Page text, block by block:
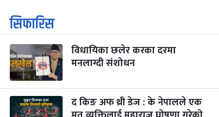
१
आइत
कार्तिक सङ्क्रान्ति
कार्तिक १, २०८३
३
मंगल
महानवमी
कार्तिक ३, २०८३-Oct 20, 2026
२ महिना बाँकी
४
बुध कार्तिक ४, २०८३-
सिफारिस
विधायिका छलेर करका दरमा
मनलाग्दी संशोधन
द किङ अफ थ्री डेज : के नेपालले एक